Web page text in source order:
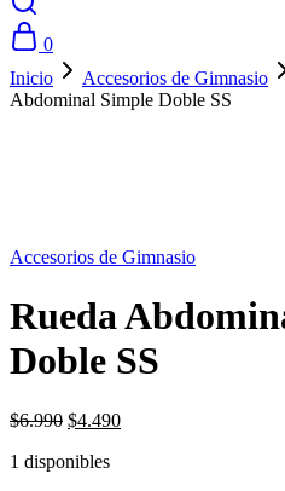
0
Inicio
Accesorios de Gimnasio
Abdominal Simple Doble SS
Accesorios de Gimnasio
Rueda
Doble SS
$6.990 El
original
$4.490El
1 disponibles